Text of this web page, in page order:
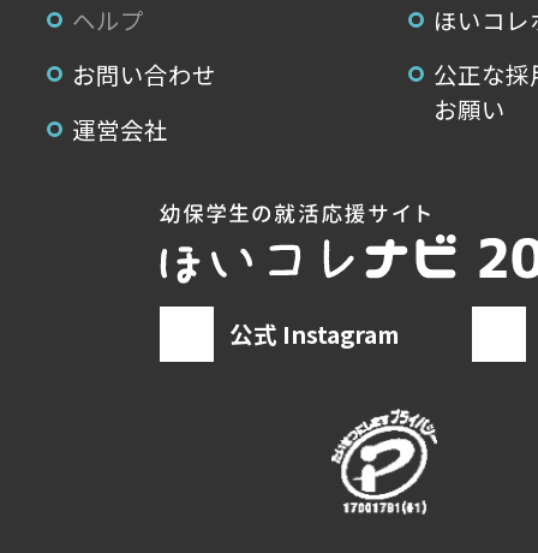
ヘルプ
ほいコ
お問い合わせ
公正な
お願い
運営会社
公式 Instagram